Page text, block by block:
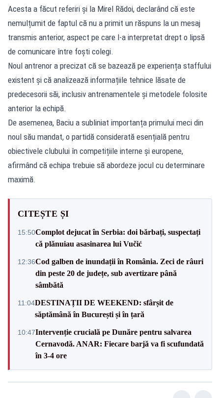
Acesta a făcut referiri și la Mirel Rădoi, declarând că este
nemulțumit de faptul că nu a primit un răspuns la un mesaj
transmis anterior, aspect pe care l-a interpretat drept o lipsă
de comunicare între foști colegi.
Noul antrenor a precizat că se bazează pe experiența staffului
existent și că analizează informațiile tehnice lăsate de
predecesorii săi, inclusiv antrenamentele și metodele folosite
anterior la echipă.
De asemenea, Baciu a subliniat importanța primului meci din
noul său mandat, o partidă considerată esențială pentru
obiectivele clubului în competițiile interne și europene,
afirmând că echipa trebuie să abordeze jocul cu determinare
maximă.
CITEȘTE ȘI
15:50Complot dejucat în Serbia: doi bărbați, suspectați
că plănuiau asasinarea lui Vučić
12:36Cod galben de inundații în România. Zeci de râuri
din peste 20 de județe, sub avertizare până
sâmbătă
11:04DESTINAȚII DE WEEKEND: sfârșit de
săptămână în București și în țară
10:47Intervenție crucială pe Dunăre pentru salvarea
Cernavodă. ANAR: Fiecare barjă va fi scufundată
în 3-4 ore